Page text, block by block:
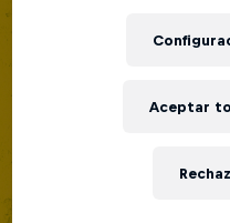
Aceptar